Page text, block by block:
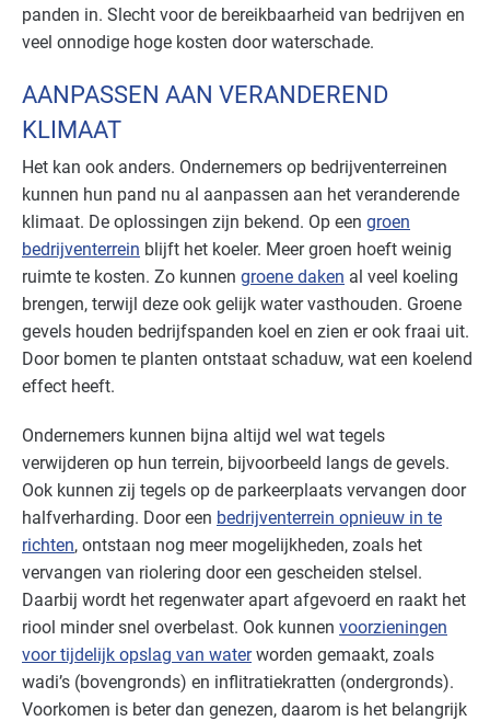
panden in. Slecht voor de bereikbaarheid van bedrijven en
veel onnodige hoge kosten door waterschade.
AANPASSEN AAN VERANDEREND
KLIMAAT
Het kan ook anders. Ondernemers op bedrijventerreinen
kunnen hun pand nu al aanpassen aan het veranderende
klimaat. De oplossingen zijn bekend. Op een groen
bedrijventerrein blijft het koeler. Meer groen hoeft weinig
ruimte te kosten. Zo kunnen groene daken al veel koeling
brengen, terwijl deze ook gelijk water vasthouden. Groene
gevels houden bedrijfspanden koel en zien er ook fraai uit.
Door bomen te planten ontstaat schaduw, wat een koelend
effect heeft.
Ondernemers kunnen bijna altijd wel wat tegels
verwijderen op hun terrein, bijvoorbeeld langs de gevels.
Ook kunnen zij tegels op de parkeerplaats vervangen door
halfverharding. Door een bedrijventerrein opnieuw in te
richten, ontstaan nog meer mogelijkheden, zoals het
vervangen van riolering door een gescheiden stelsel.
Daarbij wordt het regenwater apart afgevoerd en raakt het
riool minder snel overbelast. Ook kunnen voorzieningen
voor tijdelijk opslag van waterworden gemaakt, zoals
wadi’s (bovengronds) en inflitratiekratten (ondergronds).
Voorkomen is beter dan genezen, daarom is het belangrijk